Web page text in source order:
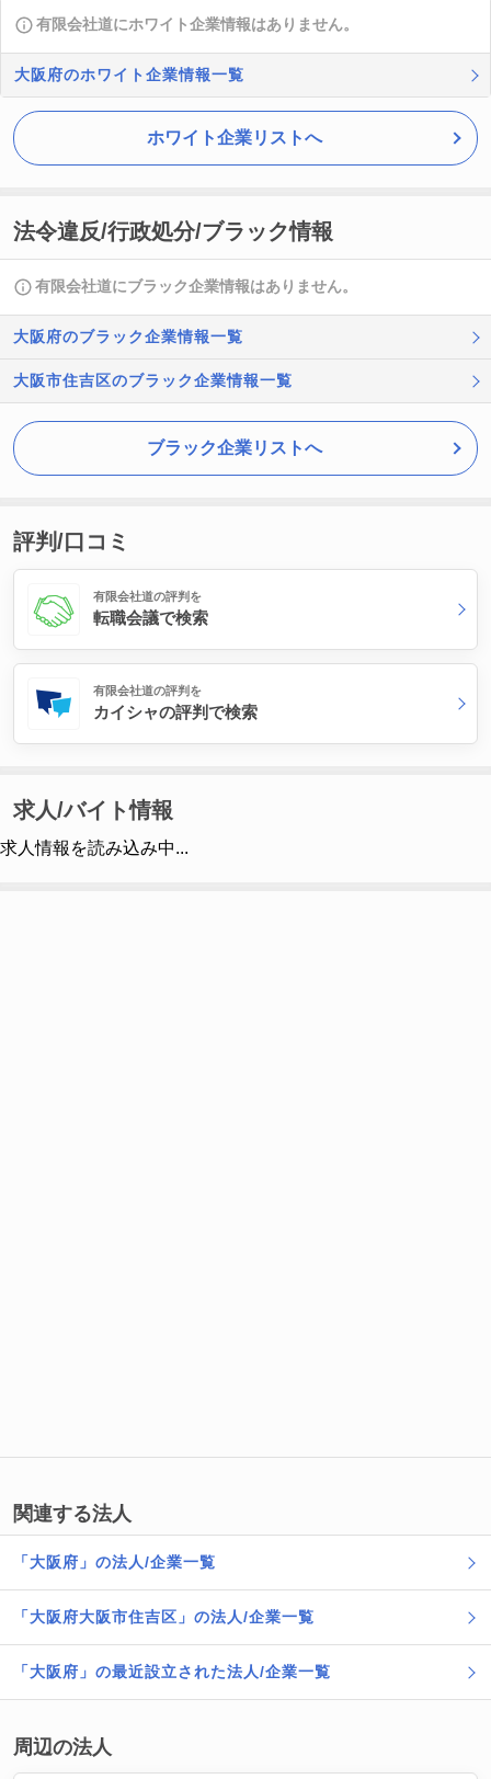
有限会社道にホワイト企業情報はありません。
大阪府のホワイト企業情報一覧
ホワイト企業リストへ
法令違反/行政処分/ブラック情報
有限会社道にブラック企業情報はありません。
大阪府のブラック企業情報一覧
大阪市住吉区のブラック企業情報一覧
ブラック企業リストへ
評判/口コミ
有限会社道の評判を
転職会議で検索
有限会社道の評判を
カイシャの評判で検索
求人/バイト情報
求人情報を読み込み中...
関連する法人
「大阪府」の法人/企業一覧
「大阪府大阪市住吉区」の法人/企業一覧
「大阪府」の最近設立された法人/企業一覧
周辺の法人